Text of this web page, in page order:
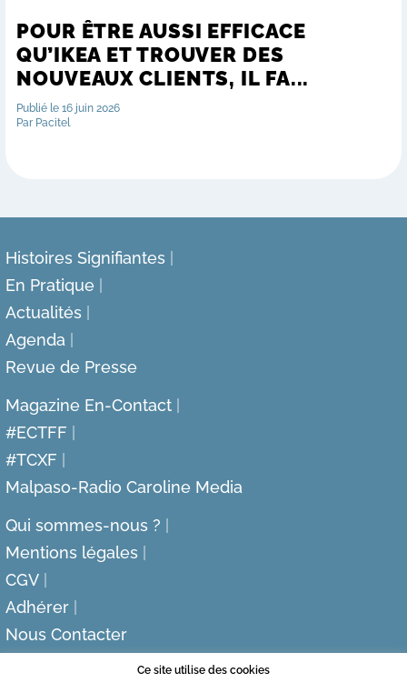
POUR ÊTRE AUSSI EFFICACE
QU’IKEA ET TROUVER DES
NOUVEAUX CLIENTS, IL FA...
Publié le 16 juin 2026
Par Pacitel
Histoires Signifiantes
En Pratique
Actualités
Agenda
Revue de Presse
Magazine En-Contact
#ECTFF
#TCXF
Malpaso-Radio Caroline Media
Qui sommes-nous ?
Mentions légales
CGV
Adhérer
Nous Contacter
Ce site utilise des cookies